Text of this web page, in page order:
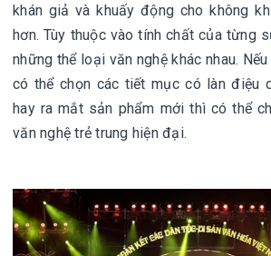
khán giả và khuấy động cho không
hơn. Tùy thuộc vào tính chất của từng
những thể loại văn nghệ khác nhau.
có thể chọn các tiết mục có làn điệu
hay ra mắt sản phẩm mới thì có thể
văn nghệ trẻ trung hiện đại.